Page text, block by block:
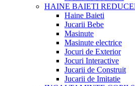
HAINE BAIETI
Haine Baieti
Jucarii Bebe
Masinute
Masinute electrice
Jocuri de Exterior
Jocuri Interactive
Jucarii de Construit
Jucarii de Imitatie